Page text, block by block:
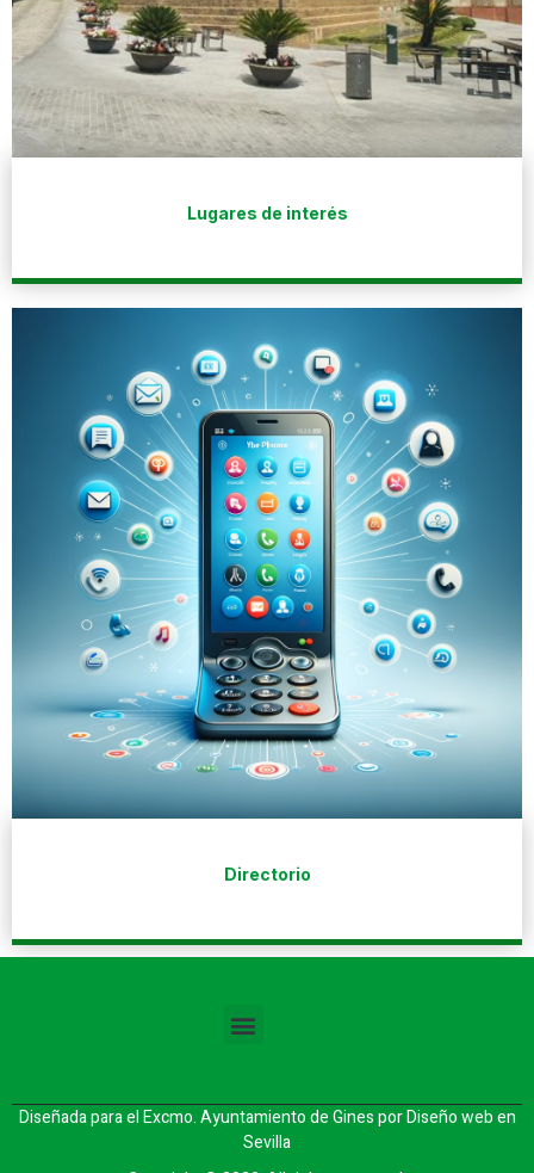
Lugares de interés
Directorio
Diseñada para el Excmo. Ayuntamiento de Gines porDiseño web en
Sevilla